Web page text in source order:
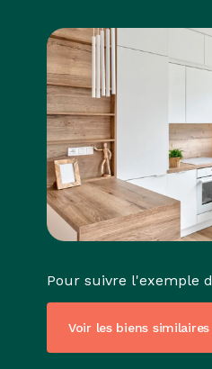
Pour suivre l'exemple
Voir les biens similaires